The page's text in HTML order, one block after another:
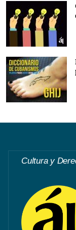
Cultura y